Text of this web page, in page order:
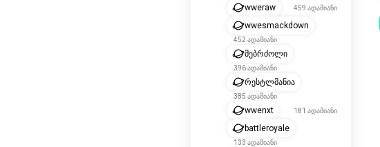
wweraw 459 ადამიანი
wwesmackdown
452 ადამიანი
მებრძოლი
396 ადამიანი
რესტლმანია
385 ადამიანი
wwenxt 181 ადამიანი
battleroyale
133 ადამიანი